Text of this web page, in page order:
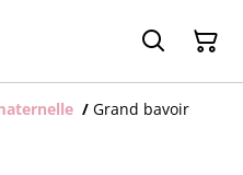
/ Grand bavoir